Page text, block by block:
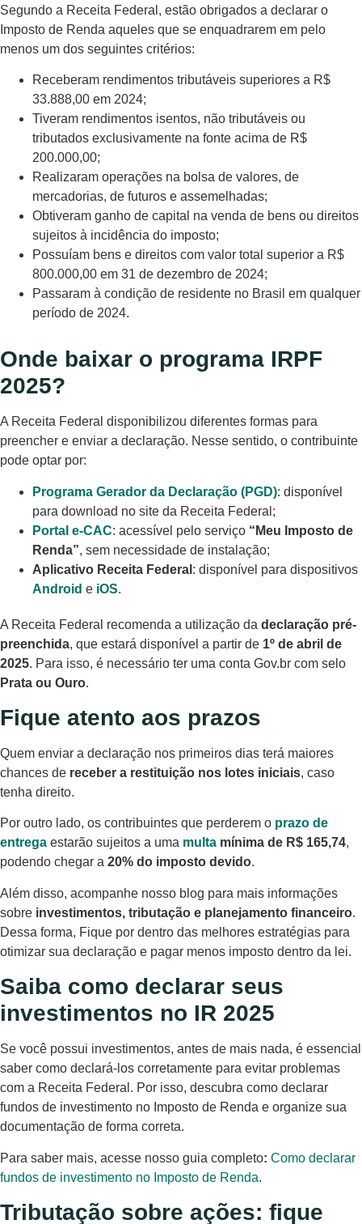
Segundo a Receita Federal, estão obrigados a declarar o
Imposto de Renda aqueles que se enquadrarem em pelo
menos um dos seguintes critérios:
Receberam rendimentos tributáveis superiores a R$
33.888,00 em 2024;
Tiveram rendimentos isentos, não tributáveis ou
tributados exclusivamente na fonte acima de R$
200.000,00;
Realizaram operações na bolsa de valores, de
mercadorias, de futuros e assemelhadas;
Obtiveram ganho de capital na venda de bens ou direitos
sujeitos à incidência do imposto;
Possuíam bens e direitos com valor total superior a R$
800.000,00 em 31 de dezembro de 2024;
Passaram à condição de residente no Brasil em qualquer
período de 2024.
Onde baixar o programa IRPF
2025?
A Receita Federal disponibilizou diferentes formas para
preencher e enviar a declaração. Nesse sentido, o contribuinte
pode optar por:
Programa Gerador da Declaração (PGD): disponível
para download no site da Receita Federal;
Portal e-CAC: acessível pelo serviço “Meu Imposto de
Renda”, sem necessidade de instalação;
Aplicativo Receita Federal : disponível para dispositivos
Android e iOS.
A Receita Federal recomenda a utilização da declaração pré-
preenchida, que estará disponível a partir de 1º de abril de
2025. Para isso, é necessário ter uma conta Gov.br com selo
Prata ou Ouro.
Fique atento aos prazos
Quem enviar a declaração nos primeiros dias terá maiores
chances de receber a restituição nos lotes iniciais, caso
tenha direito.
Por outro lado, os contribuintes que perderem o prazo de
entrega estarão sujeitos a uma multa mínima de R$ 165,74,
podendo chegar a 20% do imposto devido.
Além disso, acompanhe nosso blog para mais informações
sobre investimentos, tributação e planejamento financeiro.
Dessa forma, Fique por dentro das melhores estratégias para
otimizar sua declaração e pagar menos imposto dentro da lei.
Saiba como declarar seus
investimentos no IR 2025
Se você possui investimentos, antes de mais nada, é essencial
saber como declará-los corretamente para evitar problemas
com a Receita Federal. Por isso, descubra como declarar
fundos de investimento no Imposto de Renda e organize sua
documentação de forma correta.
Para saber mais, acesse nosso guia completo: Como declarar
fundos de investimento no Imposto de Renda.
Tributação sobre ações: fique